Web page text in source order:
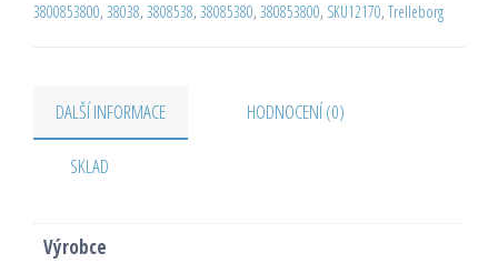
3800853800, 38038, 3808538, 38085380, 380853800, SKU12170, Trelleborg
DALŠÍ INFORMACE HODNOCENÍ (0)
SKLAD
Výrobce